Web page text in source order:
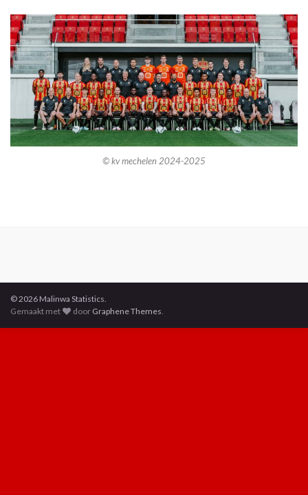
© kv mechelen 2024-2025
© 2026 Malinwa Statistics.
Gemaakt met
door Graphene Themes.